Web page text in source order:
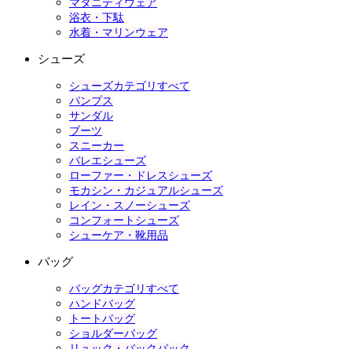
マタニティウェア
浴衣・下駄
水着・マリンウェア
シューズ
シューズカテゴリすべて
パンプス
サンダル
ブーツ
スニーカー
バレエシューズ
ローファー・ドレスシューズ
モカシン・カジュアルシューズ
レイン・スノーシューズ
コンフォートシューズ
シューケア・靴用品
バッグ
バッグカテゴリすべて
ハンドバッグ
トートバッグ
ショルダーバッグ